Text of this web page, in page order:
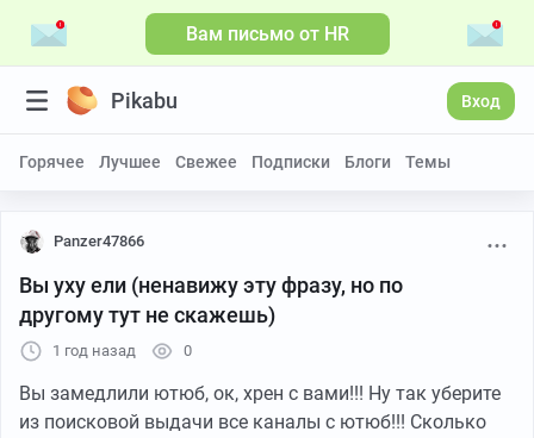
Вам письмо от HR
Pikabu Вход
Горячее Лучшее Свежее Подписки Блоги Темы
Panzer47866
Вы уху ели (ненавижу эту фразу, но по
другому тут не скажешь)
1 год назад 0
Вы замедлили ютюб, ок, хрен с вами!!! Ну так уберите
из поисковой выдачи все каналы с ютюб!!! Сколько